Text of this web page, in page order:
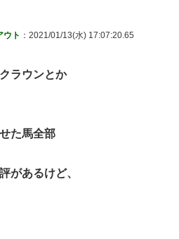
ウト ：2021/01/13(水) 17:07:20.65
ラウンとか
た馬全部
があるけど、